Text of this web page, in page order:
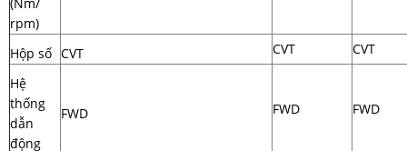
rpm)
Hộp số CVT CVT
CVT
Hệ
thống
dẫn
động
FWD FWD FWD